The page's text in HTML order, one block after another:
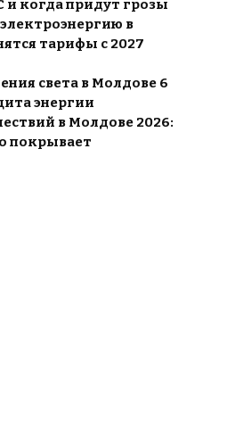
и когда придут грозы
в
тарифы с 2027
света в Молдове 6
энергии
в Молдове 2026:
покрывает